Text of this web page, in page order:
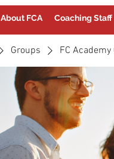
About FCA Coaching Staff
Groups FC Academy